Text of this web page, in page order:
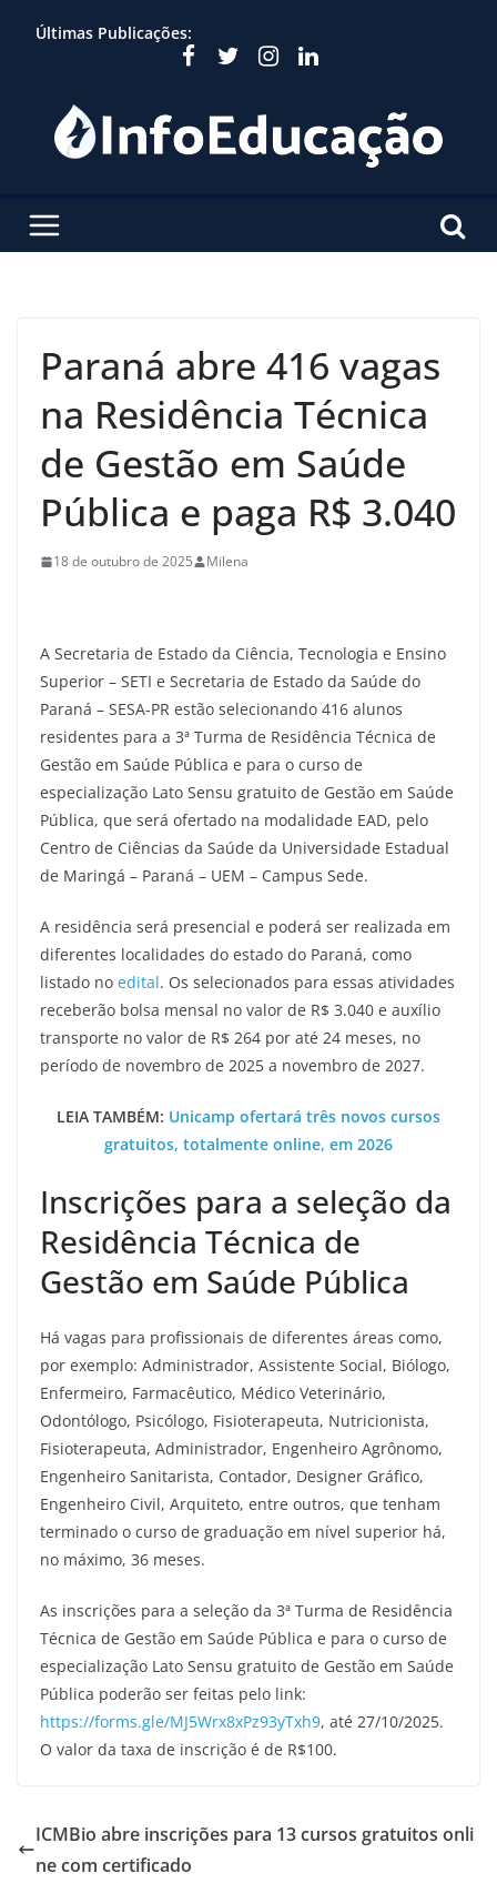
Últimas Publicações:
Paraná abre 416 vagas
na Residência Técnica
de Gestão em Saúde
Pública e paga R$ 3.040
18 de outubro de 2025 Milena
A Secretaria de Estado da Ciência, Tecnologia e Ensino
Superior – SETI e Secretaria de Estado da Saúde do
Paraná – SESA-PR estão selecionando 416 alunos
residentes para a 3ª Turma de Residência Técnica de
Gestão em Saúde Pública e para o curso de
especialização Lato Sensu gratuito de Gestão em Saúde
Pública, que será ofertado na modalidade EAD, pelo
Centro de Ciências da Saúde da Universidade Estadual
de Maringá – Paraná – UEM – Campus Sede.
A residência será presencial e poderá ser realizada em
diferentes localidades do estado do Paraná, como
listado no edital. Os selecionados para essas atividades
receberão bolsa mensal no valor de R$ 3.040 e auxílio
transporte no valor de R$ 264 por até 24 meses, no
período de novembro de 2025 a novembro de 2027.
LEIA TAMBÉM: Unicamp ofertará três novos cursos
gratuitos, totalmente online, em 2026
Inscrições para a seleção da
Residência Técnica de
Gestão em Saúde Pública
Há vagas para profissionais de diferentes áreas como,
por exemplo: Administrador, Assistente Social, Biólogo,
Enfermeiro, Farmacêutico, Médico Veterinário,
Odontólogo, Psicólogo, Fisioterapeuta, Nutricionista,
Fisioterapeuta, Administrador, Engenheiro Agrônomo,
Engenheiro Sanitarista, Contador, Designer Gráfico,
Engenheiro Civil, Arquiteto, entre outros, que tenham
terminado o curso de graduação em nível superior há,
no máximo, 36 meses.
As inscrições para a seleção da 3ª Turma de Residência
Técnica de Gestão em Saúde Pública e para o curso de
especialização Lato Sensu gratuito de Gestão em Saúde
Pública poderão ser feitas pelo link:
https://forms.gle/MJ5Wrx8xPz93yTxh9, até 27/10/2025.
O valor da taxa de inscrição é de R$100.
ICMBio abre inscrições para 13 cursos gratuitos onli
ne com certificado